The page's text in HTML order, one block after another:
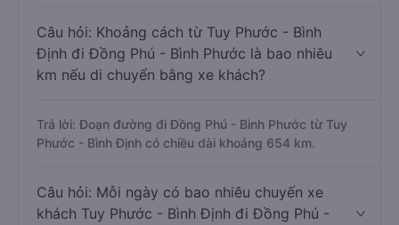
Câu hỏi: Khoảng cách từ Tuy Phước - Bình
Định đi Đồng Phú - Bình Phước là bao nhiêu
km nếu di chuyển bằng xe khách?
Trả lời: Đoạn đường đi Đồng Phú - Bình Phước từ Tuy
Phước - Bình Định có chiều dài khoảng 654 km.
Câu hỏi: Mỗi ngày có bao nhiêu chuyến xe
khách Tuy Phước - Bình Định đi Đồng Phú -